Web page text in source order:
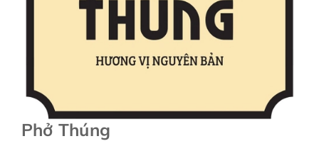
Phở Thúng